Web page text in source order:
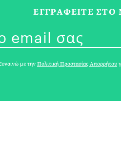
ΕΓΓPΑΦΕΙΤΕ ΣΤΟ
με τηνΠολιτική Προστασίας Απορρήτου